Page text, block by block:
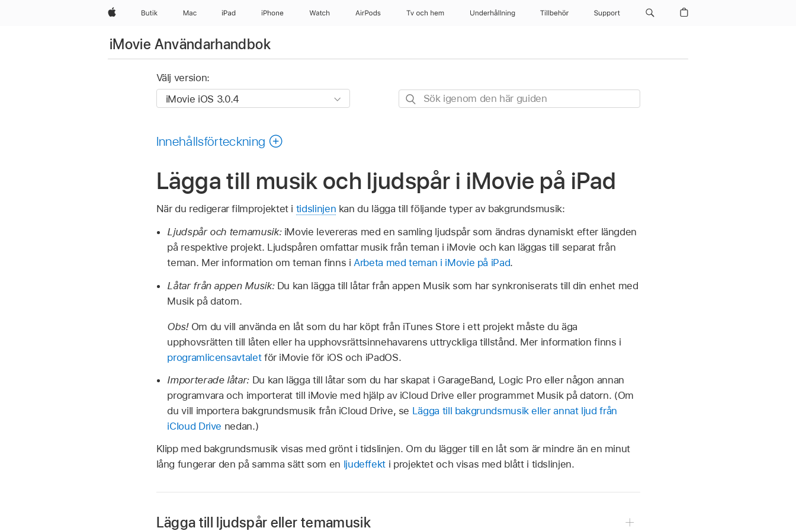
AppleButik Mac iPad iPhone Watch AirPods Tv och hem Underhållning Tillbehör Support
iMovie Användarhandbok
Välj version:
Sök
Innehållsförteckning
Lägga till musik och ljudspår i iMovie på iPad
När du redigerar filmprojektet i tidslinjen kan du lägga till följande typer av bakgrundsmusik:
Ljudspår och temamusik: iMovie levereras med en samling ljudspår som ändras dynamiskt efter längden
på respektive projekt. Ljudspåren omfattar musik från teman i iMovie och kan läggas till separat från
teman. Mer information om teman finns i Arbeta med teman i iMovie på iPad.
Låtar från appen Musik: Du kan lägga till låtar från appen Musik som har synkroniserats till din enhet med
Musik på datorn.
Obs! Om du vill använda en låt som du har köpt från iTunes Store i ett projekt måste du äga
upphovsrätten till låten eller ha upphovsrättsinnehavarens uttryckliga tillstånd. Mer information finns i
programlicensavtaletför iMovie för iOS och iPadOS.
Importerade låtar: Du kan lägga till låtar som du har skapat i GarageBand, Logic Pro eller någon annan
programvara och importerat till iMovie med hjälp av iCloud Drive eller programmet Musik på datorn. (Om
du vill importera bakgrundsmusik från iCloud Drive, se Lägga till bakgrundsmusik eller annat ljud från
iCloud Drive nedan.)
Klipp med bakgrundsmusik visas med grönt i tidslinjen. Om du lägger till en låt som är mindre än en minut
lång fungerar den på samma sätt som en ljudeffekt i projektet och visas med blått i tidslinjen.
Lägga till ljudspår eller temamusik